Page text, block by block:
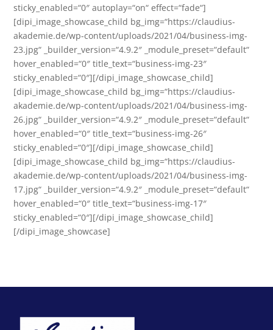
sticky_enabled=“0″ autoplay=“on“ effect=“fade“]
[dipi_image_showcase_child bg_img=“https://claudius-
akademie.de/wp-content/uploads/2021/04/business-img-
23.jpg“ _builder_version=“4.9.2″ _module_preset=“default“
hover_enabled=“0″ title_text=“business-img-23″
sticky_enabled=“0″][/dipi_image_showcase_child]
[dipi_image_showcase_child bg_img=“https://claudius-
akademie.de/wp-content/uploads/2021/04/business-img-
26.jpg“ _builder_version=“4.9.2″ _module_preset=“default“
hover_enabled=“0″ title_text=“business-img-26″
sticky_enabled=“0″][/dipi_image_showcase_child]
[dipi_image_showcase_child bg_img=“https://claudius-
akademie.de/wp-content/uploads/2021/04/business-img-
17.jpg“ _builder_version=“4.9.2″ _module_preset=“default“
hover_enabled=“0″ title_text=“business-img-17″
sticky_enabled=“0″][/dipi_image_showcase_child]
[/dipi_image_showcase]